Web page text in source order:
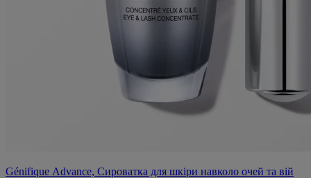
Génifique Advance, Сироватка для шкіри навколо очей та вій